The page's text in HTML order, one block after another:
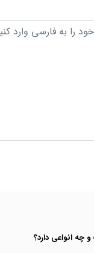
و چه انواعی دارد؟